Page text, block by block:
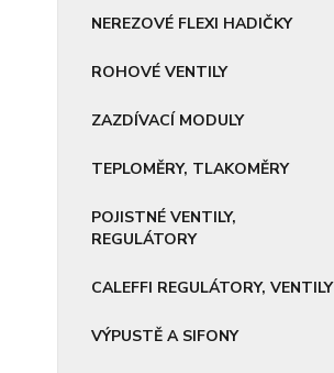
NEREZOVÉ FLEXI HADIČKY
ROHOVÉ VENTILY
ZAZDÍVACÍ MODULY
TEPLOMĚRY, TLAKOMĚRY
POJISTNÉ VENTILY,
REGULÁTORY
CALEFFI REGULÁTORY, VENTILY
VÝPUSTĚ A SIFONY